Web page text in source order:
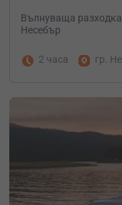
Вълнуваща
Несебър
2 часа гр.